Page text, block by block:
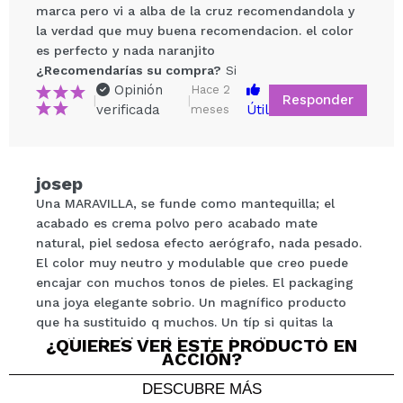
¿Recomendarías su compra? No
5/5
ENVIAR
marca pero vi a alba de la cruz recomendandola y
la verdad que muy buena recomendacion. el color
es perfecto y nada naranjito
¿Recomendarías su compra? Si
|
Opinión
verificada
|
Hace 2
meses
Útil
Responder
josep
Una MARAVILLA, se funde como mantequilla; el
acabado es crema polvo pero acabado mate
natural, piel sedosa efecto aerógrafo, nada pesado.
El color muy neutro y modulable que creo puede
encajar con muchos tonos de pieles. El packaging
una joya elegante sobrio. Un magnífico producto
que ha sustituido q muchos. Un típ si quitas la
pegatina de debajo del packaging dispones de un
espejo improvisado( a parte del que tiene en su
¿QUIERES VER ESTE PRODUCTO EN
ACCIÓN?
DESCUBRE MÁS